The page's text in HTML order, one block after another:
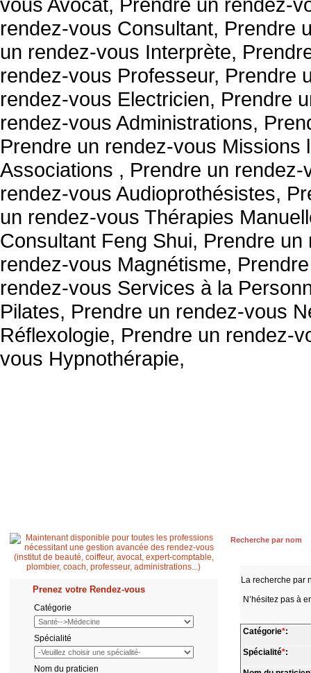
Prenez votre Rendez-vous
Catégorie
Spécialité
Nom du praticien
Recherche par nom
La recherche par
N’hésitez pas à
Catégorie*:
Spécialité*: